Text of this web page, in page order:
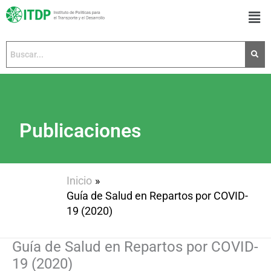
Publicaciones
Inicio
Guía de Salud en Repartos por COVID-
19 (2020)
Guía de Salud en Repartos por COVID-
19 (2020)